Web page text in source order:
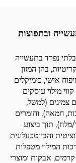
ובתפוצות
בלתי נפרד בתעשייה
בהן המזון
אישי, כימיקלים
מילוי עוסקים
צמיגים (למשל,
חמאה), וחומרים
מלח), תוך ביצוע
והביוטכנולוגית
המילוי מטפלות
קרמים, אבקות ומוצרי